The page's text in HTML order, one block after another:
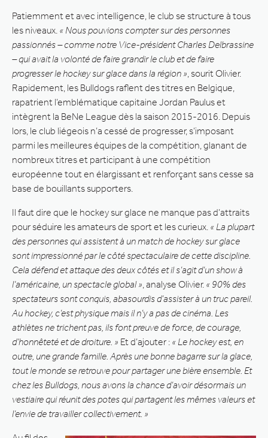
Patiemment et avec intelligence, le club se structure à tous
les niveaux. « Nous pouvions compter sur des personnes
passionnés – comme notre Vice-président Charles Delbrassine
– qui avait la volonté de faire grandir le club et de faire
progresser le hockey sur glace dans la région » , sourit Olivier.
Rapidement, les Bulldogs raflent des titres en Belgique,
rapatrient l’emblématique capitaine Jordan Paulus et
intègrent la BeNe League dès la saison 2015-2016. Depuis
lors, le club liégeois n’a cessé de progresser, s’imposant
parmi les meilleures équipes de la compétition, glanant de
nombreux titres et participant à une compétition
européenne tout en élargissant et renforçant sans cesse sa
base de bouillants supporters.
Il faut dire que le hockey sur glace ne manque pas d’attraits
pour séduire les amateurs de sport et les curieux. « La plupart
des personnes qui assistent à un match de hockey sur glace
sont impressionné par le côté spectaculaire de cette discipline.
Cela défend et attaque des deux côtés et il s’agit d’un show à
l’américaine, un spectacle global » , analyse Olivier. « 90% des
spectateurs sont conquis, abasourdis d’assister à un truc pareil.
Au hockey, c’est physique mais il n’y a pas de cinéma. Les
athlètes ne trichent pas, ils font preuve de force, de courage,
d’honnêteté et de droiture. » Et d’ajouter : « Le hockey est, en
outre, une grande famille. Après une bonne bagarre sur la glace,
tout le monde se retrouve pour partager une bière ensemble. Et
chez les Bulldogs, nous avons la chance d’avoir désormais un
vestiaire qui réunit des potes qui partagent les mêmes valeurs et
l’envie de travailler collectivement. »